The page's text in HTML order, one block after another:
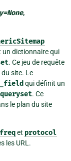
=None,
un dictionnaire qui
. Ce jeu de requête
site. Le
qui définit un
queryset. Ce
le plan du site
et protocol
les URL.